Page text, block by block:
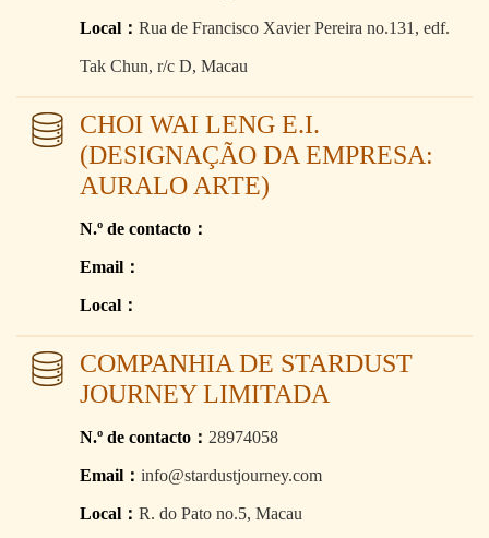
Local： Rua de Francisco Xavier Pereira no.131, edf.
Tak Chun, r/c D, Macau
CHOI WAI LENG E.I.
(DESIGNAÇÃO DA EMPRESA:
AURALO ARTE)
N.º de contacto：
Email：
Local：
COMPANHIA DE STARDUST
JOURNEY LIMITADA
N.º de contacto： 28974058
Email： info@stardustjourney.com
Local： R. do Pato no.5, Macau